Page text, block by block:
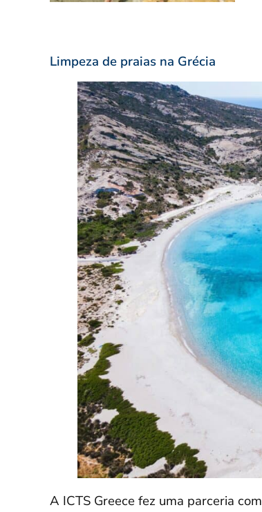
Limpeza de praias na Grécia
A ICTS Greece fez uma parceria